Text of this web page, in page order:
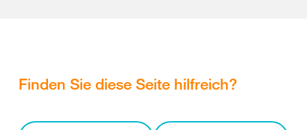
Finden Sie diese Seite hilfreich?